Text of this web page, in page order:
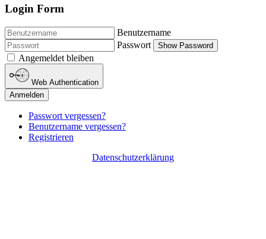
Login Form
Benutzername
Passwort
Show Password
Angemeldet bleiben
Web Authentication
Anmelden
Passwort vergessen?
Benutzername vergessen?
Registrieren
Datenschutzerklärung